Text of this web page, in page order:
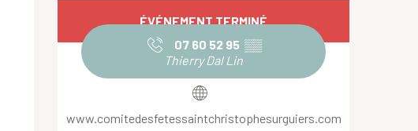
Ouverture et coordonnées
ÉVÉNEMENT TERMINÉ
07 60 52 95 ▒▒
Thierry Dal Lin
www.comitedesfetessaintchristophesurguiers.com